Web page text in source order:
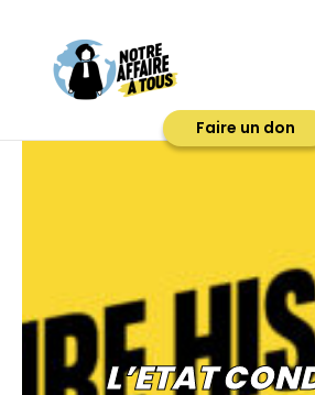
Faire un don
L’ETAT